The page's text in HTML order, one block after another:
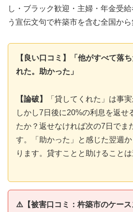
し・ブラック歓迎・主婦・年金受
う宣伝文句で杵築市を含む全国から
【良い口コミ】「他がすべて落
れた。助かった」
【論破】
「貸してくれた」は事
しかし7日後に20%の利息を返せ
たか？返せなければ次の7日でま
す。「助かった」と感じた翌週
ります。貸すことと助けることは
⚠️【被害口コミ：杵築市のケース